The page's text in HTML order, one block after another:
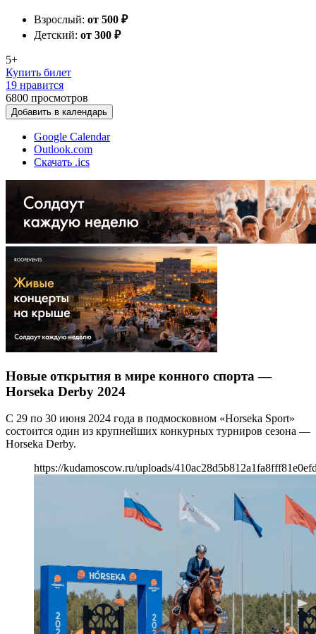
Взрослый: от 500 ₽
Детский: от 300 ₽
5+
Купить билет
19 нравится
6800 просмотров
Добавить в календарь
Google Calendar
Outlook.com
Скачать .ics
Новые открытия в мире конного спорта —
Horseka Derby 2024
С 29 по 30 июня 2024 года в подмосковном «Horseka Sport»
состоится один из крупнейших конкурных турниров сезона —
Horseka Derby.
https://kudamoscow.ru/uploads/